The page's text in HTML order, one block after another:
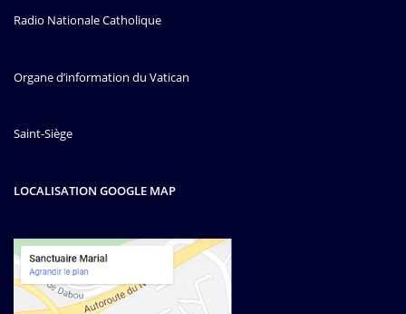
Radio Nationale Catholique
Organe d’information du Vatican
Saint-Siège
LOCALISATION GOOGLE MAP